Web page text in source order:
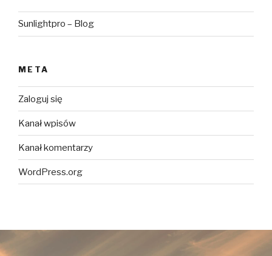
Sunlightpro – Blog
META
Zaloguj się
Kanał wpisów
Kanał komentarzy
WordPress.org